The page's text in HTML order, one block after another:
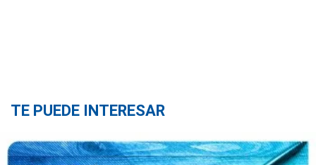
TE PUEDE INTERESAR